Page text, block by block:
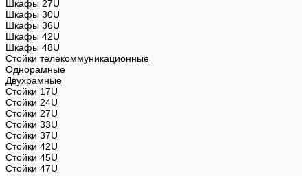
Шкафы 27U
Шкафы 30U
Шкафы 36U
Шкафы 42U
Шкафы 48U
Стойки телекоммуникационные
Однорамные
Двухрамные
Стойки 17U
Стойки 24U
Стойки 27U
Стойки 33U
Стойки 37U
Стойки 42U
Стойки 45U
Стойки 47U